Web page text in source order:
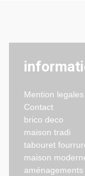
Mention legales
Contact
brico deco
maison tradi
tabouret
maison